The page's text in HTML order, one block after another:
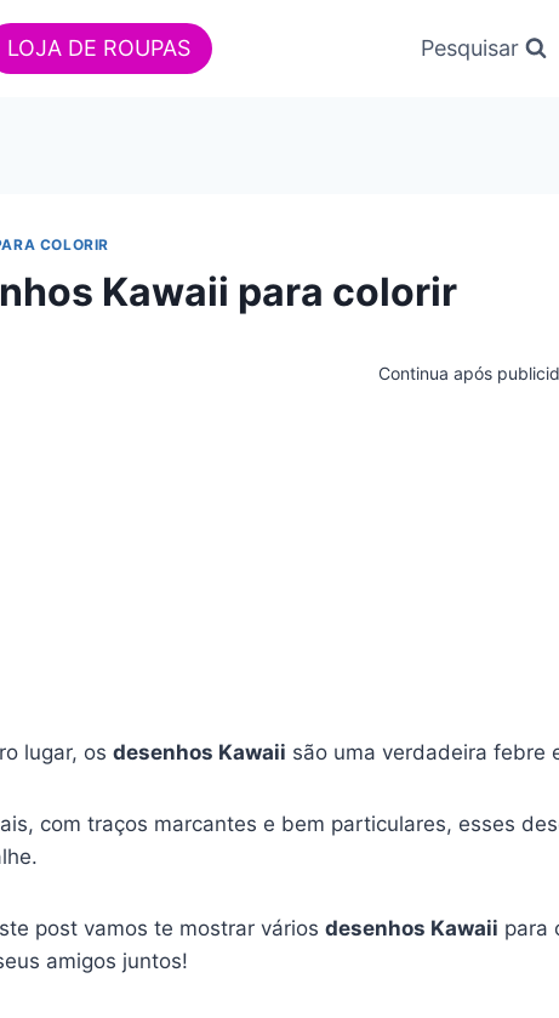
LOJA DE ROUPAS Pesquisar
COLORIR
Kawaii para colorir
Continua após
lugar, os desenhos Kawaii são uma verdadeira febre
com traços marcantes e bem particulares, esses
post vamos te mostrar vários desenhos Kawaii para
amigos juntos!